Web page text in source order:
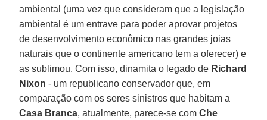
ambiental (uma vez que consideram que a legislação
ambiental é um entrave para poder aprovar projetos
de desenvolvimento econômico nas grandes joias
naturais que o continente americano tem a oferecer) e
as sublimou. Com isso, dinamita o legado de Richard
Nixon - um republicano conservador que, em
comparação com os seres sinistros que habitam a
Casa Branca, atualmente, parece-se comChe